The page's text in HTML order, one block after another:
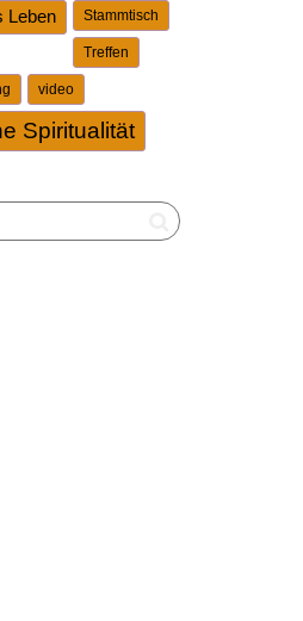
Leben Stammtisch
Treffen
video
Spiritualität